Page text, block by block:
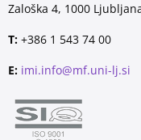
Zaloška 4, 1000
T: +386 1 543 74 00
E: imi.info@mf.uni-lj.si